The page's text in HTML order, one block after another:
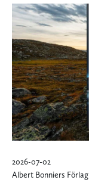
2026-07-02
Albert Bonniers Förlag